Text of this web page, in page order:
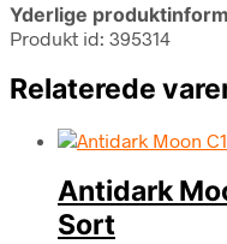
Yderlige
Produkt id: 395314
Relaterede
Antidark
Sort